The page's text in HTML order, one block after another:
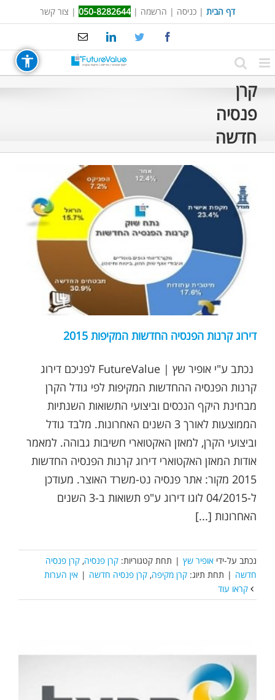
to
דף הבית | כניסה | הרשמה |
050-8282644
| צור קשר
Facebook
Twitter
LinkedIn
Email
קרן
פנסיה
חדשה
דירוג קרנות הפנסיה החדשות המקיפות 2015
נכתב ע"י אופיר שץ | FutureValue לפניכם דירוג
קרנות הפנסיה ההחדשות המקיפות לפי גודל הקרן
מבחינת היקף הנכסים וביצועי התשואות השנתיות
הממוצעות לאורך 3 השנים האחרונות. מלבד גודל
וביצועי הקרן, למאזן האקטוארי חשיבות גבוהה. למאמר
אודות המאזן האקטוארי דירוג קרנות הפנסיה החדשות
2015 מקור: אתר פנסיה נט-משרד האוצר. מעודכן
ל-04/2015 לוגו דירוג ע"פ תשואות ב-3 השנים
האחרונות [...]
נכתב על-ידי אופיר שץ | תחת קטגוריות: קרן פנסיה, קרן פנסיה
חדשה | תחת תיוג: קרן מקיפה, קרן פנסיה חדשה | אין הערות
קראו עוד